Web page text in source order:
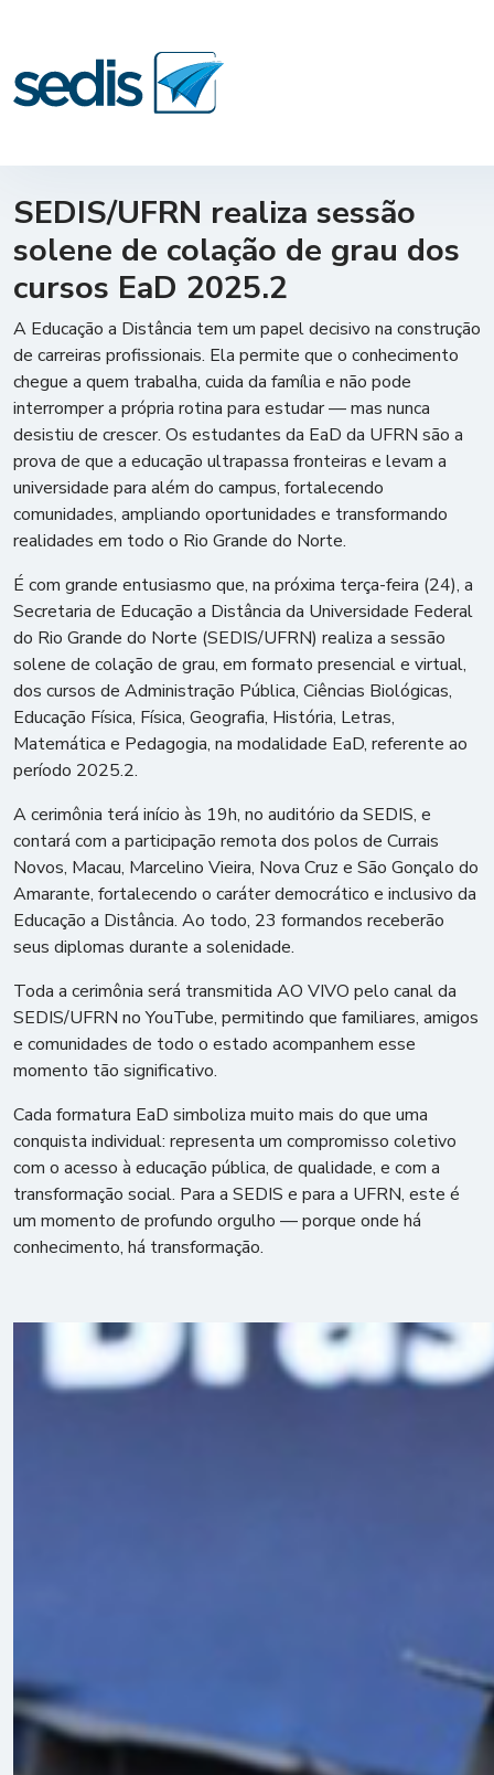
SEDIS/UFRN realiza sessão
solene de colação de grau dos
cursos EaD 2025.2
A Educação a Distância tem um papel decisivo na construção
de carreiras profissionais. Ela permite que o conhecimento
chegue a quem trabalha, cuida da família e não pode
interromper a própria rotina para estudar — mas nunca
desistiu de crescer. Os estudantes da EaD da UFRN são a
prova de que a educação ultrapassa fronteiras e levam a
universidade para além do campus, fortalecendo
comunidades, ampliando oportunidades e transformando
realidades em todo o Rio Grande do Norte.
É com grande entusiasmo que, na próxima terça-feira (24), a
Secretaria de Educação a Distância da Universidade Federal
do Rio Grande do Norte (SEDIS/UFRN) realiza a sessão
solene de colação de grau, em formato presencial e virtual,
dos cursos de Administração Pública, Ciências Biológicas,
Educação Física, Física, Geografia, História, Letras,
Matemática e Pedagogia, na modalidade EaD, referente ao
período 2025.2.
A cerimônia terá início às 19h, no auditório da SEDIS, e
contará com a participação remota dos polos de Currais
Novos, Macau, Marcelino Vieira, Nova Cruz e São Gonçalo do
Amarante, fortalecendo o caráter democrático e inclusivo da
Educação a Distância. Ao todo, 23 formandos receberão
seus diplomas durante a solenidade.
Toda a cerimônia será transmitida AO VIVO pelo canal da
SEDIS/UFRN no YouTube, permitindo que familiares, amigos
e comunidades de todo o estado acompanhem esse
momento tão significativo.
Cada formatura EaD simboliza muito mais do que uma
conquista individual: representa um compromisso coletivo
com o acesso à educação pública, de qualidade, e com a
transformação social. Para a SEDIS e para a UFRN, este é
um momento de profundo orgulho — porque onde há
conhecimento, há transformação.